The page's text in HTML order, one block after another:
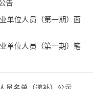
告
单位人员（第一期）面
单位人员（第一期）笔